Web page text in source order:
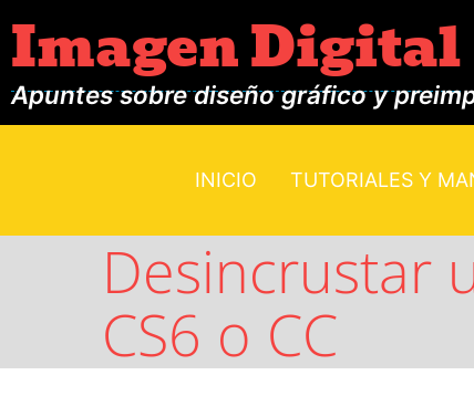
Imagen Digital
Apuntes sobre diseño gráfico y
INICIO TUTORIALES Y
Desincrustar
CS6 o CC